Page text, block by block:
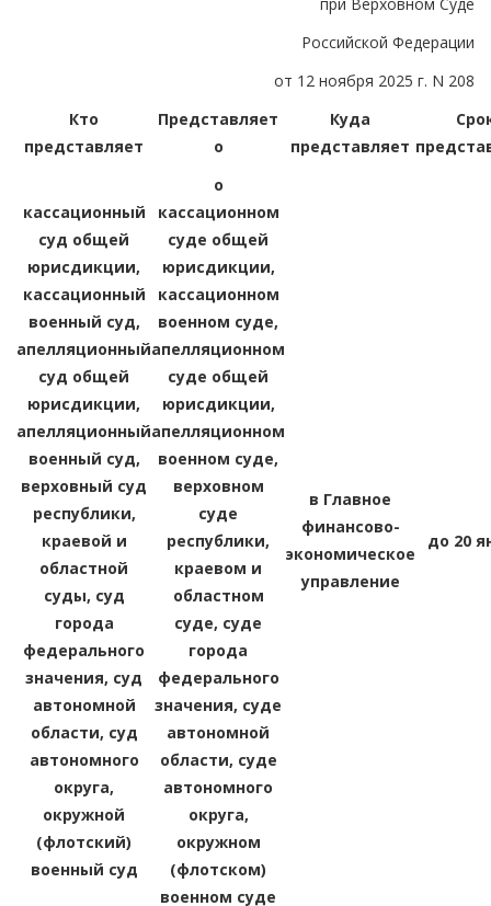
Российской Федерации
от 12 ноября 2025 г. N 208
Кто
представляет
Представляет
о
Куда
представляет
кассационный
суд общей
юрисдикции,
кассационный
военный суд,
апелляционный
суд общей
юрисдикции,
апелляционный
военный суд,
верховный суд
республики,
краевой и
областной
суды, суд
города
федерального
значения, суд
автономной
области, суд
автономного
округа,
окружной
(флотский)
военный суд
о
кассационном
суде общей
юрисдикции,
кассационном
военном суде,
апелляционном
суде общей
юрисдикции,
апелляционном
военном суде,
верховном
суде
республики,
краевом и
областном
суде, суде
города
федерального
значения, суде
автономной
области, суде
автономного
округа,
окружном
(флотском)
военном суде
в Главное
финансово-
экономическое
управление
до 20